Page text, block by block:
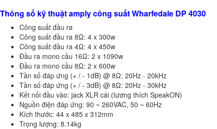
Thông số kỹ thuật amply công suất Wharfedale DP 4030
Công suất đầu ra
Công suất đầu ra 8Ω: 4 x 300w
Công suất đầu ra 4Ω: 4 x 450w
Đầu ra mono cầu 16Ω: 2 x 1090w
Đầu ra mono cầu 8Ω: 2 x 600w
Tần số đáp ứng (+ / - 1dB) @ 8Ω: 20Hz - 20kHz
Tần số đáp ứng (+ / - 3dB) @ 8Ω: 20Hz - 30kHz
Kết nối đầu vào: jack XLR cái (tương thích SpeakON)
Nguồn điện đáp ứng: 90 ~ 260VAC, 50 ~ 60Hz
Kích thước: 44 x 485 x 312mm
Trọng lượng: 8.14kg